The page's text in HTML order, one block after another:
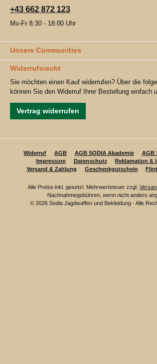
+43 662 872 123
Mo-Fr 8:30 - 18:00 Uhr
Unsere Communities
Widerrufsrecht
Sie möchten einen Kauf widerrufen? Über die
können Sie den Widerruf Ihrer Bestellung einfach
Vertrag widerrufen
Widerruf AGB AGB SODIA Akademie
AGB
Impressum
Datenschutz
Reklamation &
Versand & Zahlung
Geschenkgutschein
Alle Preise inkl. gesetzl. Mehrwertsteuer zzgl.
Nachnahmegebühren, wenn nicht anders
© 2026 Sodia Jagdwaffen und Bekleidung - Alle